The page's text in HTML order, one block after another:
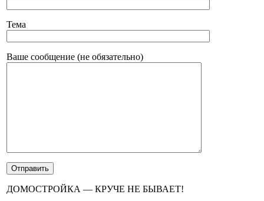
Тема
Ваше сообщение (не обязательно)
ДОМОСТРОЙКА — КРУЧЕ НЕ БЫВАЕТ!